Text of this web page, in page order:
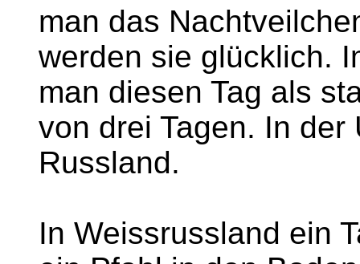
man das
werden sie glücklich.
man diesen Tag als
von drei Tagen. In
Russland.
In Weissrussland ein